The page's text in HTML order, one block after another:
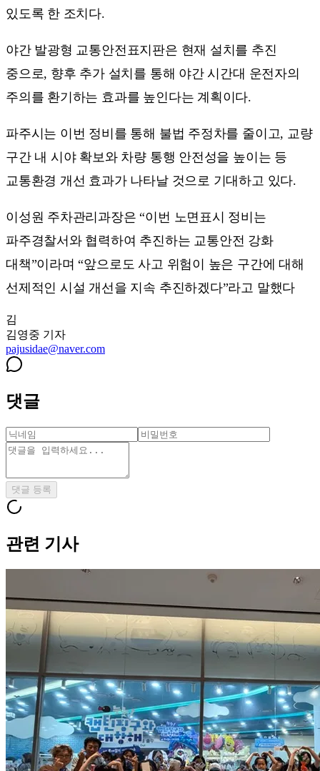
있도록 한 조치다.
야간 발광형 교통안전표지판은 현재 설치를 추진
중으로, 향후 추가 설치를 통해 야간 시간대 운전자의
주의를 환기하는 효과를 높인다는 계획이다.
파주시는 이번 정비를 통해 불법 주정차를 줄이고, 교량
구간 내 시야 확보와 차량 통행 안전성을 높이는 등
교통환경 개선 효과가 나타날 것으로 기대하고 있다.
이성원 주차관리과장은 “이번 노면표시 정비는
파주경찰서와 협력하여 추진하는 교통안전 강화
대책”이라며 “앞으로도 사고 위험이 높은 구간에 대해
선제적인 시설 개선을 지속 추진하겠다”라고 말했다
김
김영중 기자
pajusidae@naver.com
댓글
댓글 등록
관련 기사